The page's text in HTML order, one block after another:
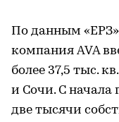
По данным
компания AVA
более 37,5 тыс.
и Сочи. С начала
две тысячи